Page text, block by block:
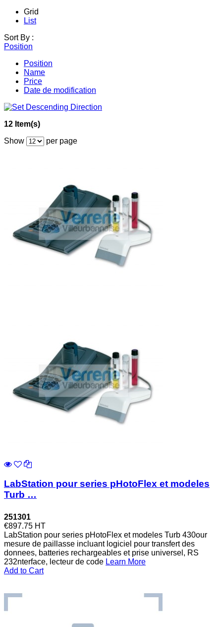
Grid
List
Sort By :
Position
Position
Name
Price
Date de modification
12 Item(s)
Show
per page
LabStation pour series pHotoFlex et modeles
Turb …
251301
€897.75 HT
LabStation pour series pHotoFlex et modeles Turb 430our
mesure de paillasse incluant logiciel pour transfert des
donnees, batteries rechargeables et prise universel, RS
232nterface, lecteur de code Learn More
Add to Cart